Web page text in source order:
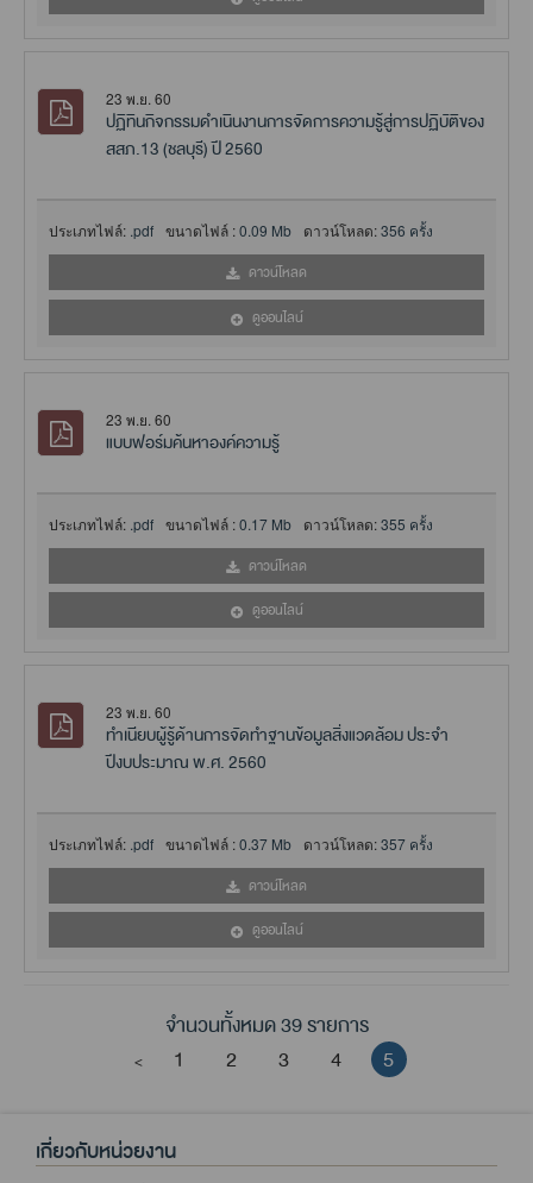
23 พ.ย. 60
ปฏิทินกิจกรรมดำเนินงานการจัดการความรู้สู่การปฏิบัติของ
สสภ.13 (ชลบุรี) ปี 2560
ประเภทไฟล์: .pdf ขนาดไฟล์ :0.09 Mb ดาวน์โหลด:356 ครั้ง
ดาวน์โหลด
ดูออนไลน์
23 พ.ย. 60
แบบฟอร์มค้นหาองค์ความรู้
ประเภทไฟล์: .pdf ขนาดไฟล์ :0.17 Mb ดาวน์โหลด:355 ครั้ง
ดาวน์โหลด
ดูออนไลน์
23 พ.ย. 60
ทำเนียบผู้รู้ด้านการจัดทำฐานข้อมูลสิ่งแวดล้อม ประจำ
ปีงบประมาณ พ.ศ. 2560
ประเภทไฟล์: .pdf ขนาดไฟล์ :0.37 Mb ดาวน์โหลด:357 ครั้ง
ดาวน์โหลด
ดูออนไลน์
จำนวนทั้งหมด 39 รายการ
< 1 2 3 4 5
เกี่ยวกับหน่วยงาน